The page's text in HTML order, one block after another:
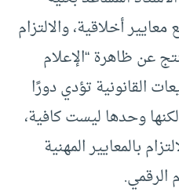
أخلاقية، والالتزام
عن ظاهرة “الإعلام
القانونية تؤدي دورًا
وحدها ليست كافية،
بالمعايير المهنية
الرقمي.